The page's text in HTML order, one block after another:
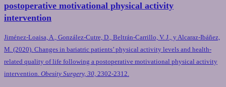
postoperative motivational physical activity
intervention
Jiménez-Loaisa, A., González-Cutre, D., Beltrán-Carrillo, V. J., y Alcaraz-Ibáñez,
M. (2020). Changes in bariatric patients’ physical activity levels and health-
related quality of life following a postoperative motivational physical activity
intervention. Obesity Surgery, 30, 2302-2312.